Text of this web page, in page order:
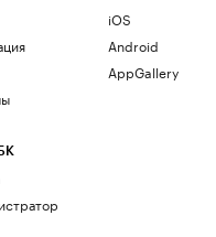
iOS
Android
AppGallery